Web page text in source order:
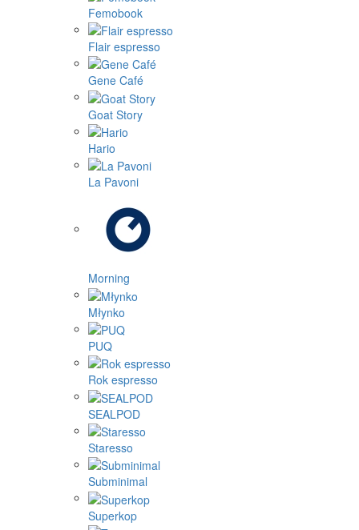
Femobook
Flair espresso
Gene Café
Goat Story
Hario
La Pavoni
Morning
Młynko
PUQ
Rok espresso
SEALPOD
Staresso
Subminimal
Superkop